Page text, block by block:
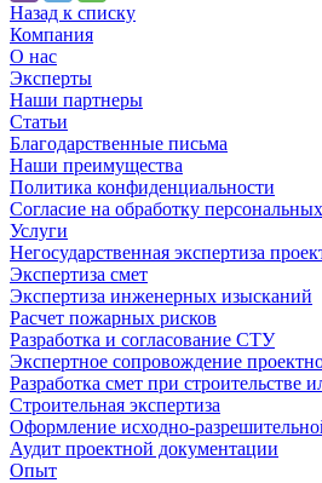
Назад к списку
Компания
О нас
Эксперты
Наши партнеры
Статьи
Благодарственные письма
Наши преимущества
Политика конфиденциальности
Согласие на обработку
Услуги
Негосударственная экспертиза
Экспертиза смет
Экспертиза инженерных изысканий
Расчет пожарных рисков
Разработка и согласование СТУ
Экспертное сопровождение
Разработка смет при строительстве
Строительная экспертиза
Оформление исходно-
Аудит проектной документации
Опыт